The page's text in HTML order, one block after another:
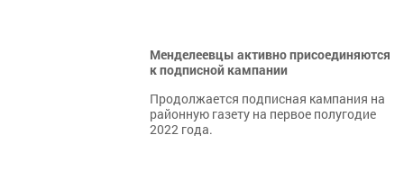
Менделеевцы активно присоединяются
к подписной кампании
Продолжается подписная кампания на
районную газету на первое полугодие
2022 года.